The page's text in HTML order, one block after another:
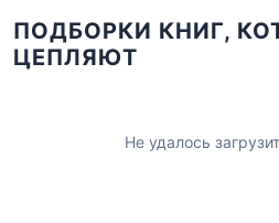
ПОДБОРКИ КНИГ,
ЦЕПЛЯЮТ
Не удалось